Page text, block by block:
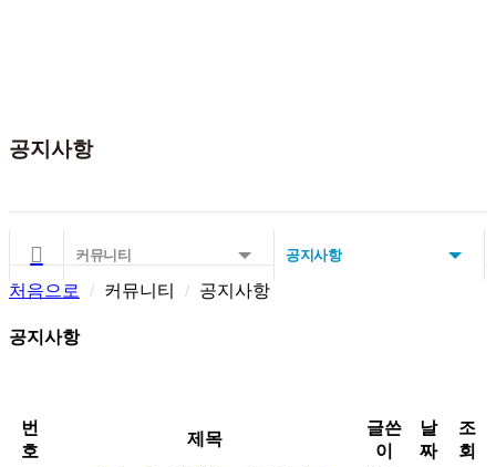
공지사항
커뮤니티 공지사항
처음으로 커뮤니티 공지사항
공지사항
번
호
제목
글쓴
이
날
짜
조
회